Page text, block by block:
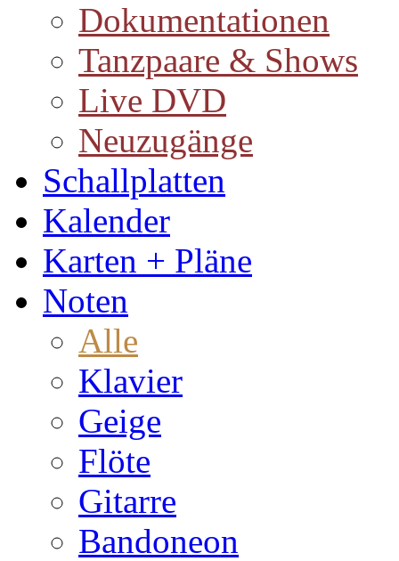
Dokumentationen
Tanzpaare & Shows
Live DVD
Neuzugänge
Schallplatten
Kalender
Karten + Pläne
Noten
Alle
Klavier
Geige
Flöte
Gitarre
Bandoneon